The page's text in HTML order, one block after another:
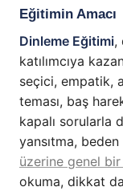
Eğitimin Amacı
Dinleme Eğitimi,
katılımcıya
seçici, empatik,
teması, baş
kapalı sorularla
yansıtma,
üzerine genel
okuma, dikkat